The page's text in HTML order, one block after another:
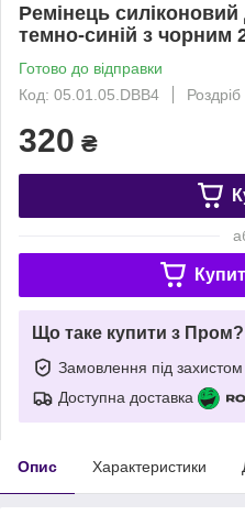
Ремінець
темно-синій з чорним
Готово до відправки
Код: 05.01.05.DBB4
Роздріб
320 ₴
Що таке купити з Пром?
Замовлення під захистом
Доступна доставка
Опис Характеристики